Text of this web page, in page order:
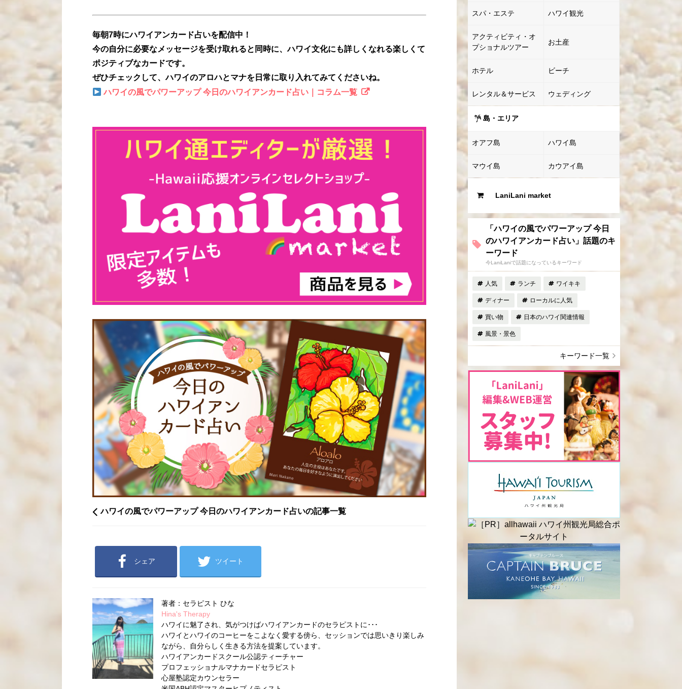
毎朝7時にハワイアンカード占いを配信中！
今の自分に必要なメッセージを受け取れると同時に、ハワイ文化にも詳しくなれる楽しくて
ポジティブなカードです。
ぜひチェックして、ハワイのアロハとマナを日常に取り入れてみてくださいね。
ハワイの風でパワーアップ 今日のハワイアンカード占い｜コラム一覧
ハワイの風でパワーアップ 今日のハワイアンカード占いの記事一覧
シェア ツイート
著者：セラピスト ひな
Hina's Therapy
ハワイに魅了され、気がつけばハワイアンカードのセラピストに･･･
ハワイとハワイのコーヒーをこよなく愛する傍ら、セッションでは思いきり楽しみ
ながら、自分らしく生きる方法を提案しています。
ハワイアンカードスクール公認ティーチャー
プロフェッショナルマナカードセラピスト
心屋塾認定カウンセラー
スパ・エステ ハワイ観光
アクティビティ・オ
プショナルツアー
お土産
ホテル ビーチ
レンタル＆サービス ウェディング
島・エリア
オアフ島 ハワイ島
マウイ島 カウアイ島
LaniLani market
「ハワイの風でパワーアップ 今日
のハワイアンカード占い」話題のキ
ーワード
今LaniLaniで話題になっているキーワード
人気 ランチ ワイキキ
ディナー ローカルに人気
買い物 日本のハワイ関連情報
風景・景色
キーワード一覧